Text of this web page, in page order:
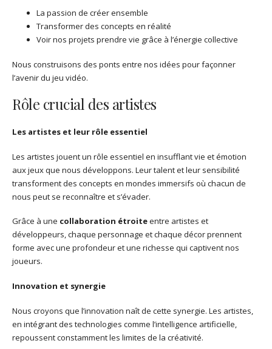
La passion de créer ensemble
Transformer des concepts en réalité
Voir nos projets prendre vie grâce à l’énergie collective
Nous construisons des ponts entre nos idées pour façonner
l’avenir du jeu vidéo.
Rôle crucial des artistes
Les artistes et leur rôle essentiel
Les artistes jouent un rôle essentiel en insufflant vie et émotion
aux jeux que nous développons. Leur talent et leur sensibilité
transforment des concepts en mondes immersifs où chacun de
nous peut se reconnaître et s’évader.
Grâce à une collaboration étroiteentre artistes et
développeurs, chaque personnage et chaque décor prennent
forme avec une profondeur et une richesse qui captivent nos
joueurs.
Innovation et synergie
Nous croyons que l’innovation naît de cette synergie. Les artistes,
en intégrant des technologies comme l’intelligence artificielle,
repoussent constamment les limites de la créativité.